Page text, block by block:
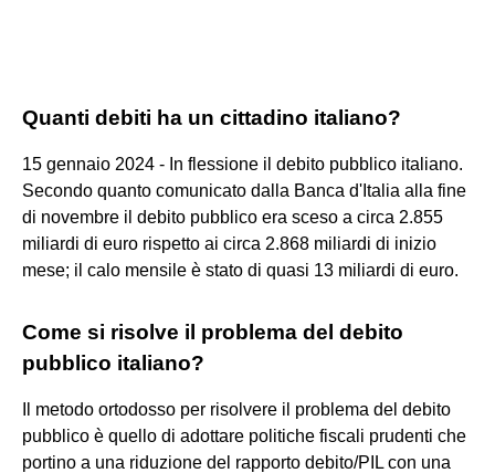
Quanti debiti ha un cittadino italiano?
15 gennaio 2024 - In flessione il debito pubblico italiano.
Secondo quanto comunicato dalla Banca d'Italia alla fine
di novembre il debito pubblico era sceso a circa 2.855
miliardi di euro rispetto ai circa 2.868 miliardi di inizio
mese; il calo mensile è stato di quasi 13 miliardi di euro.
Come si risolve il problema del debito
pubblico italiano?
Il metodo ortodosso per risolvere il problema del debito
pubblico è quello di adottare politiche fiscali prudenti che
portino a una riduzione del rapporto debito/PIL con una